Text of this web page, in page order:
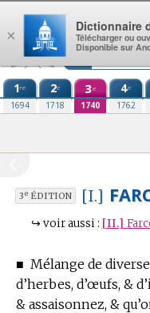
Aller au contenu
1re
1694
2e
1718
3e
1740
4e
1762
3eÉDITION [I.]
↪ voir aussi : [II.]
■ Mélange de
d’herbes, d’œufs, &
& assaisonnez, &
×
Dictionnaire
Télécharger ou
Disponible sur